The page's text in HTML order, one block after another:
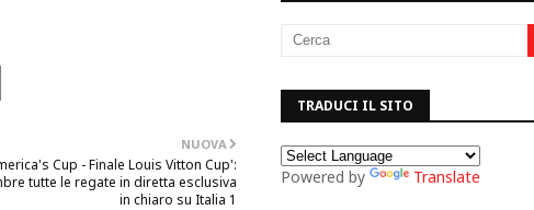
NUOVA
Cup - Finale Louis Vitton Cup':
tutte le regate in diretta esclusiva
in chiaro su Italia 1
TRADUCI IL SITO
Powered by Translate